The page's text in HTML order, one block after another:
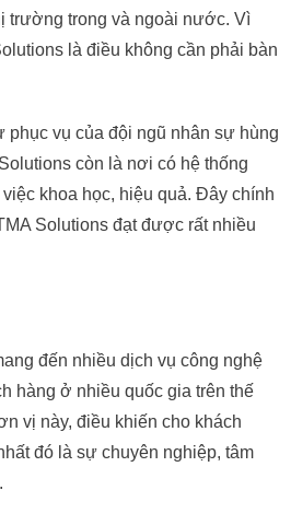
trường trong và ngoài nước. Vì
là điều không cần phải bàn
phục vụ của đội ngũ nhân sự hùng
còn là nơi có hệ thống
khoa học, hiệu quả. Đây chính
Solutions đạt được rất nhiều
đến nhiều dịch vụ công nghệ
hàng ở nhiều quốc gia trên thế
vị này, điều khiến cho khách
đó là sự chuyên nghiệp, tâm